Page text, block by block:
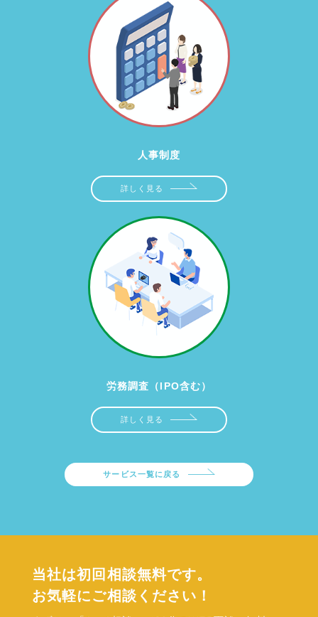
人事制度
詳しく見る
労務調査（IPO含む）
詳しく見る
サービス一覧に戻る
当社は初回相談無料です。
お気軽にご相談ください！